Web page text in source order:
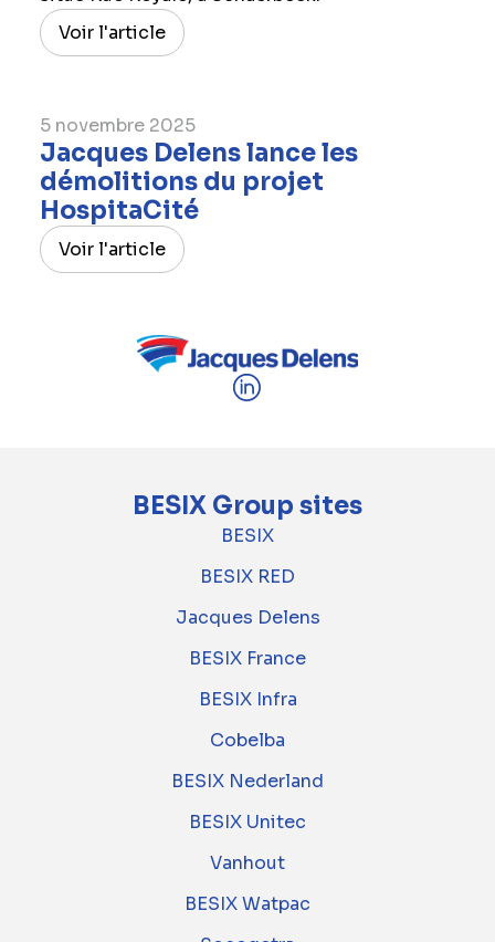
Voir l'article
5 novembre 2025
Jacques Delens lance les
démolitions du projet
HospitaCité
Voir l'article
BESIX Group sites
BESIX
BESIX RED
Jacques Delens
BESIX France
BESIX Infra
Cobelba
BESIX Nederland
BESIX Unitec
Vanhout
BESIX Watpac